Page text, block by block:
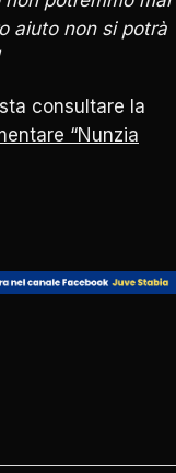
aiuto non si potrà
consultare la
“Nunzia